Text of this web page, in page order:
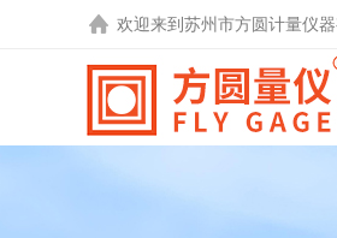
欢迎来到 苏州市方圆计量仪